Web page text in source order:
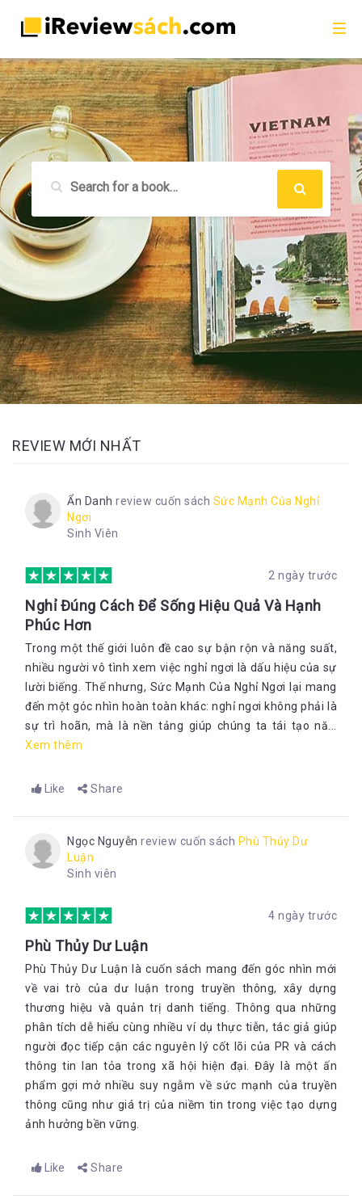
REVIEW MỚI NHẤT
Ẩn Danh review cuốn sách Sức Mạnh Của Nghỉ
Ngơi
Sinh Viên
2 ngày trước
Nghỉ Đúng Cách Để Sống Hiệu Quả Và Hạnh
Phúc Hơn
Trong một thế giới luôn đề cao sự bận rộn và năng suất,
nhiều người vô tình xem việc nghỉ ngơi là dấu hiệu của sự
lười biếng. Thế nhưng, Sức Mạnh Của Nghỉ Ngơi lại mang
đến một góc nhìn hoàn toàn khác: nghỉ ngơi không phải là
sự trì hoãn, mà là nền tảng giúp chúng ta tái tạo nă...
Xem thêm
Like Share
Ngọc Nguyễn review cuốn sách Phù Thủy Dư
Luận
Sinh viên
4 ngày trước
Phù Thủy Dư Luận
Phù Thủy Dư Luận là cuốn sách mang đến góc nhìn mới
về vai trò của dư luận trong truyền thông, xây dựng
thương hiệu và quản trị danh tiếng. Thông qua những
phân tích dễ hiểu cùng nhiều ví dụ thực tiễn, tác giả giúp
người đọc tiếp cận các nguyên lý cốt lõi của PR và cách
thông tin lan tỏa trong xã hội hiện đại. Đây là một ấn
phẩm gợi mở nhiều suy ngẫm về sức mạnh của truyền
thông cũng như giá trị của niềm tin trong việc tạo dựng
ảnh hưởng bền vững.
Like Share